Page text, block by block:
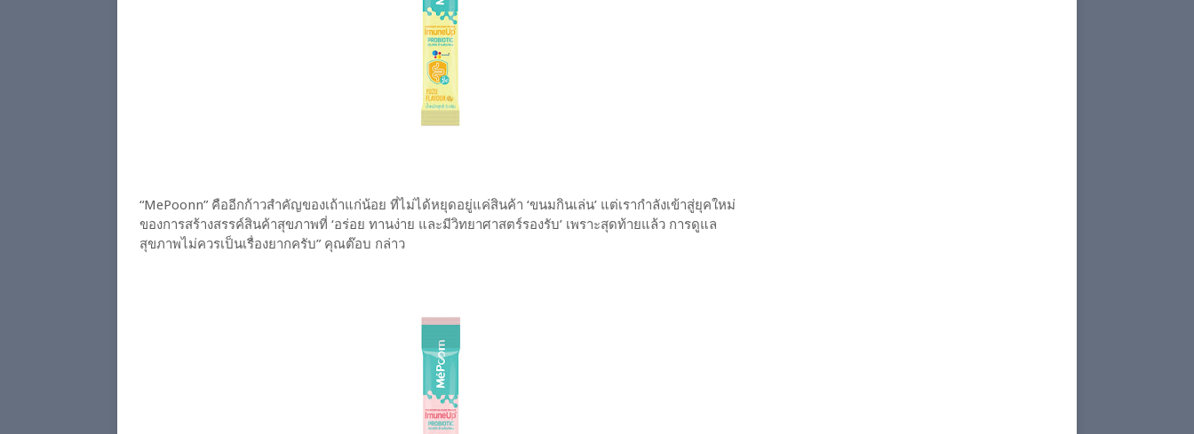
“MePoonn” คืออีกก้าวสำคัญของเถ้าแก่น้อย ที่ไม่ได้หยุดอยู่แค่สินค้า ‘ขนมกินเล่น’ แต่เรากำลังเข้าสู่ยุคใหม่
ของการสร้างสรรค์สินค้าสุขภาพที่ ‘อร่อย ทานง่าย และมีวิทยาศาสตร์รองรับ’ เพราะสุดท้ายแล้ว การดูแล
สุขภาพไม่ควรเป็นเรื่องยากครับ” คุณต๊อบ กล่าว